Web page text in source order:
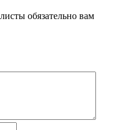
обязательно вам